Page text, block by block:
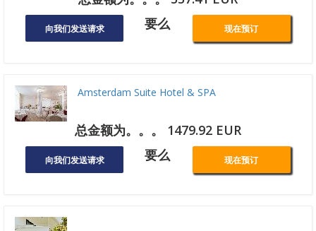
向我们发送请求 要么 现在预订
Amsterdam Suite Hotel & SPA
总金额为。。。 1479.92 EUR
向我们发送请求 要么 现在预订